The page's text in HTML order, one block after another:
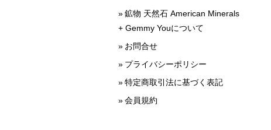
鉱物 天然石 American Minerals
+ Gemmy Youについて
お問合せ
プライバシーポリシー
特定商取引法に基づく表記
会員規約